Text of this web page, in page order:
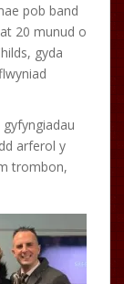
pob band
20 munud o
gyda
arferol y
trombon,